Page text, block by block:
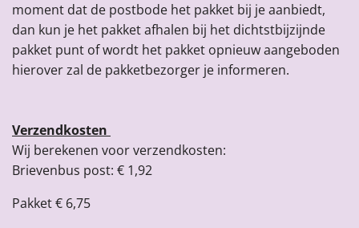
moment dat de postbode het pakket bij je aanbiedt,
dan kun je het pakket afhalen bij het dichtstbijzijnde
pakket punt of wordt het pakket opnieuw aangeboden
hierover zal de pakketbezorger je informeren.
Verzendkosten
Wij berekenen voor verzendkosten:
Brievenbus post: € 1,92
Pakket € 6,75